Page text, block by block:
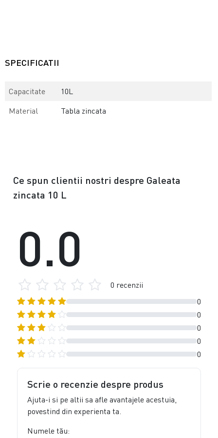
SPECIFICATII
Capacitate
10L
Material
Tabla zincata
Ce spun clientii nostri despre Galeata
zincata 10 L
0
0
0
0
0
0.0
0 recenzii
Scrie o recenzie despre produs
Ajuta-i si pe altii sa afle avantajele acestuia,
povestind din experienta ta.
Numele tău: